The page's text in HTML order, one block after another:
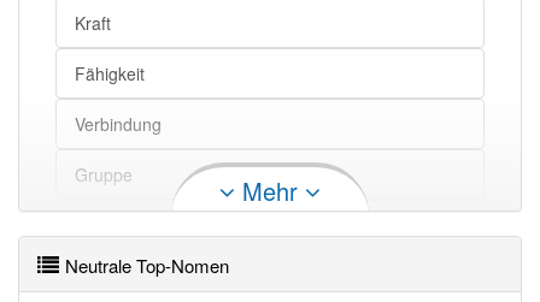
Kopf
Punkt
Zug
Druck
Boden
Stoff
Kraft
Fähigkeit
Verbindung
Gruppe
Führung
Mehr
Neutrale Top-Nomen